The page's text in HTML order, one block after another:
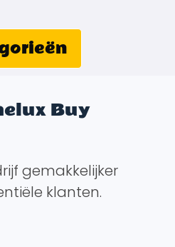
Buy
gemakkelijker
klanten.